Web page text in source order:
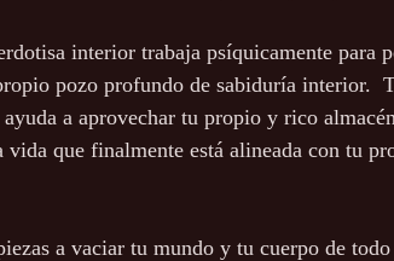
pozo profundo de sabiduría interior.
ayuda a aprovechar tu propio y rico
vida que finalmente está alineada con tu
a vaciar tu mundo y tu cuerpo de